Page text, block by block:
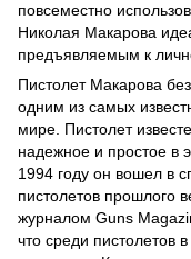
повсеместно
Николая Макарова
предъявляемым к
Пистолет Макарова
одним из самых
мире. Пистолет
надежное и простое в
1994 году он вошел в
пистолетов прошлого
журналом Guns
что среди пистолетов